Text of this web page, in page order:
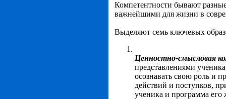
Компетентности бывают
важнейшими для жизни в
Выделяют семь ключевых
Ценностно-смысловая
представлениями
осознавать свою роль и
действий и поступков,
ученика и программа его